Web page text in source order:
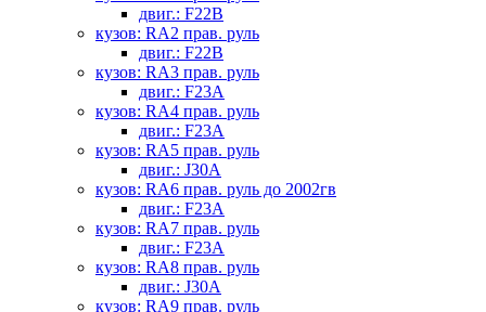
двиг.: F22B
кузов: RA2 прав. руль
двиг.: F22B
кузов: RA3 прав. руль
двиг.: F23A
кузов: RA4 прав. руль
двиг.: F23A
кузов: RA5 прав. руль
двиг.: J30A
кузов: RA6 прав. руль до 2002гв
двиг.: F23A
кузов: RA7 прав. руль
двиг.: F23A
кузов: RA8 прав. руль
двиг.: J30A
кузов: RA9 прав. руль